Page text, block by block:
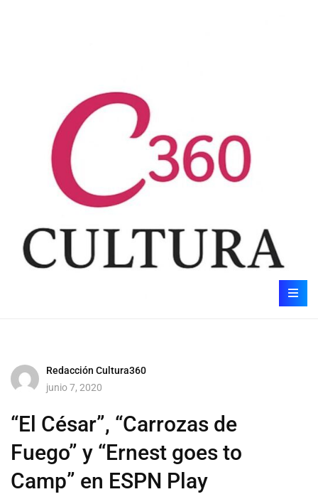
Redacción Cultura360
junio 7, 2020
“El César”, “Carrozas de
Fuego” y “Ernest goes to
Camp” en ESPN Play